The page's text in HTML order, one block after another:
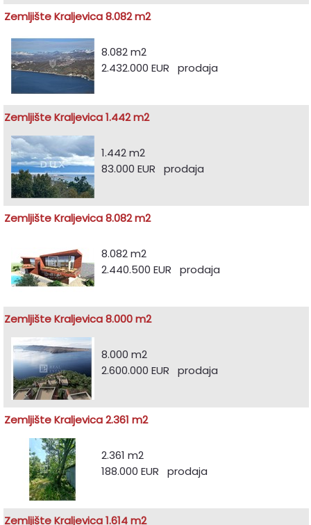
Zemljište Kraljevica 8.082 m2
8.082 m2
2.432.000 EUR prodaja
Zemljište Kraljevica 1.442 m2
1.442 m2
83.000 EUR prodaja
Zemljište Kraljevica 8.082 m2
8.082 m2
2.440.500 EUR prodaja
Zemljište Kraljevica 8.000 m2
8.000 m2
2.600.000 EUR prodaja
Zemljište Kraljevica 2.361 m2
2.361 m2
188.000 EUR prodaja
Zemljište Kraljevica 1.614 m2